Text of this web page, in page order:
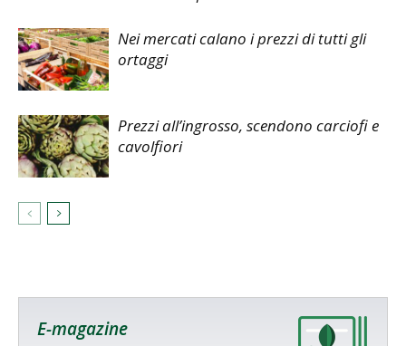
Nei mercati calano i prezzi di tutti gli
ortaggi
Prezzi all’ingrosso, scendono carciofi e
cavolfiori
E-magazine